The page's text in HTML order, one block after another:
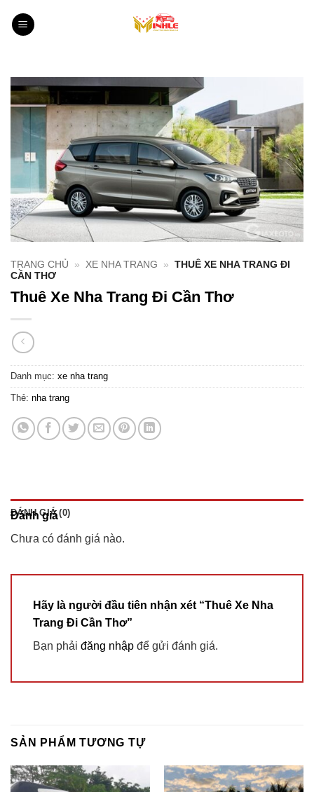
qua
TRANG CHỦ » XE NHA TRANG »
THUÊ XE NHA TRANG ĐI
CẦN THƠ
Thuê Xe Nha Trang Đi Cần Thơ
Danh mục: xe nha trang
Thẻ: nha trang
ĐÁNH GIÁ (0)
Đánh giá
Chưa có đánh giá nào.
Hãy là người đầu tiên nhận xét “Thuê Xe Nha
Trang Đi Cần Thơ”
Bạn phải đăng nhập để gửi đánh giá.
SẢN PHẨM TƯƠNG TỰ